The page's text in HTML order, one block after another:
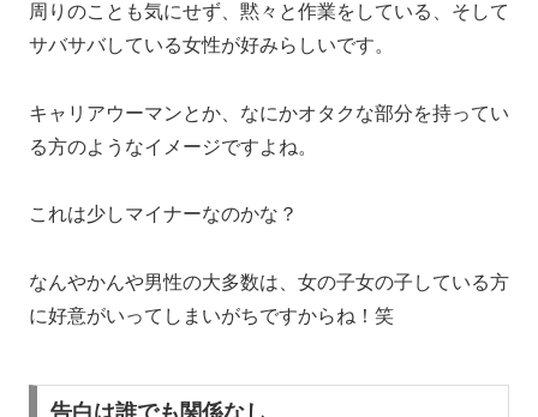
周りのことも気にせず、黙々と作業をしている、そして
サバサバしている女性が好みらしいです。
キャリアウーマンとか、なにかオタクな部分を持ってい
る方のようなイメージですよね。
これは少しマイナーなのかな？
なんやかんや男性の大多数は、女の子女の子している方
に好意がいってしまいがちですからね！笑